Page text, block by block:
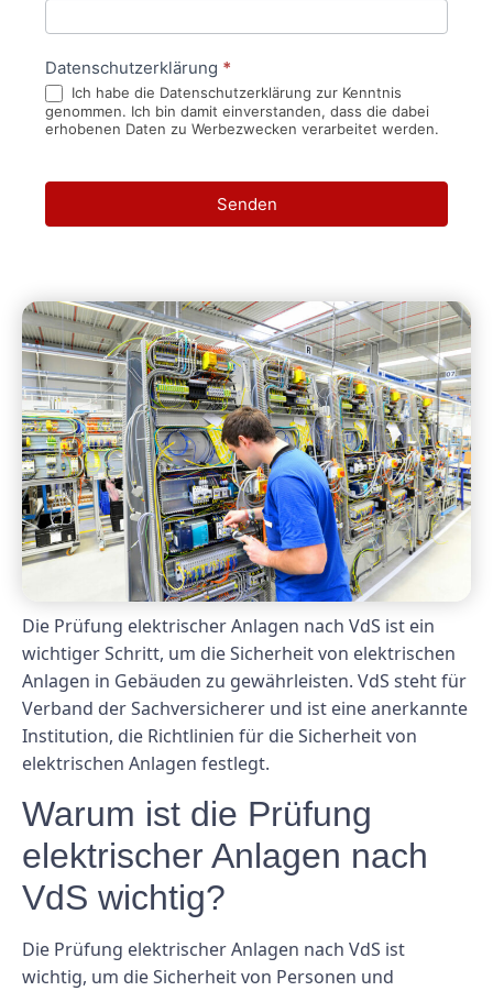
Datenschutzerklärung *
Ich habe die Datenschutzerklärung zur Kenntnis
genommen. Ich bin damit einverstanden, dass die dabei
erhobenen Daten zu Werbezwecken verarbeitet werden.
Senden
Die Prüfung elektrischer Anlagen nach VdS ​​ist ein
wichtiger Schritt, um die Sicherheit von elektrischen
Anlagen in Gebäuden zu gewährleisten. VdS steht für
Verband der Sachversicherer und ist eine anerkannte
Institution, die Richtlinien für die Sicherheit von
elektrischen Anlagen festlegt.
Warum ist die Prüfung
elektrischer Anlagen nach
VdS ​​wichtig?
Die Prüfung elektrischer Anlagen nach VdS ​​ist
wichtig, um die Sicherheit von Personen und